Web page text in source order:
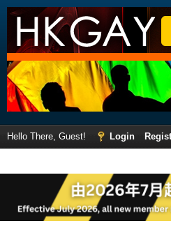
Hello There, Guest! Login